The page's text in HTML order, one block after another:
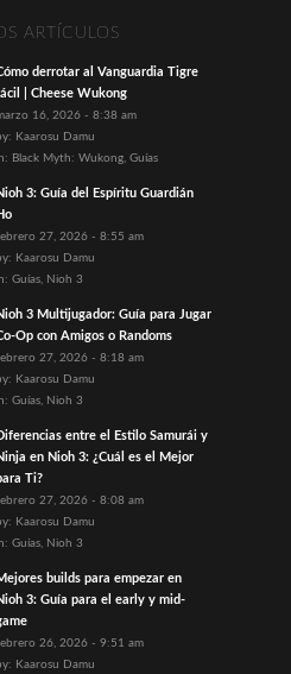
ARTÍCULOS
derrotar al Vanguardia Tigre
| Cheese Wukong
16, 2026 - 8:38 am
Kaarosu Damu
Black Myth: Wukong, Guías
3: Guía del Espíritu Guardián
27, 2026 - 8:55 am
Kaarosu Damu
Guías, Nioh 3
3 Multijugador: Guía para Jugar
Op con Amigos o Randoms
27, 2026 - 8:18 am
Kaarosu Damu
Guías, Nioh 3
entre el Estilo Samurái y
en Nioh 3: ¿Cuál es el Mejor
Ti?
27, 2026 - 8:08 am
Kaarosu Damu
Guías, Nioh 3
builds para empezar en
3: Guía para el early y mid-
26, 2026 - 9:51 am
Kaarosu Damu